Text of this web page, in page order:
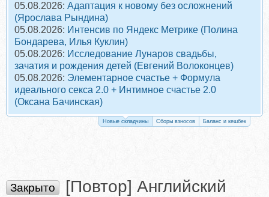
05.08.2026: Адаптация к новому без осложнений
(Ярослава Рындина)
05.08.2026: Интенсив по Яндекс Метрике (Полина
Бондарева, Илья Куклин)
05.08.2026: Исследование Лунаров свадьбы,
зачатия и рождения детей (Евгений Волоконцев)
05.08.2026: Элементарное счастье + Формула
идеального секса 2.0 + Интимное счастье 2.0
(Оксана Бачинская)
Новые складчины Сборы взносов Баланс и кешбек
Закрыто
[Повтор] Английский